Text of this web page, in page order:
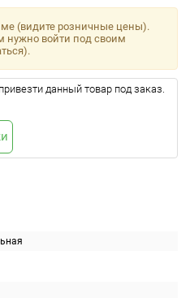
(видите розничные цены).
нужно войти под своим
данный товар под заказ.